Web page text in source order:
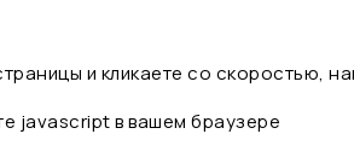
и кликаете со скоростью,
javascript в вашем браузере